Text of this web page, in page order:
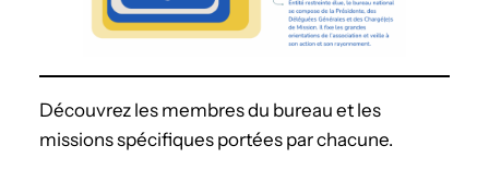
Découvrez les membres du bureau et les
missions spécifiques portées par chacune.